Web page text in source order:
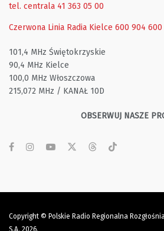
tel. centrala 41 363 05 00
Czerwona Linia Radia Kielce 600 904 600
101,4 MHz Świętokrzyskie
90,4 MHz Kielce
100,0 MHz Włoszczowa
215,072 MHz / KANAŁ 10D
OBSERWUJ NASZE
Copyright © Polskie Radio Regionalna
S.A. 2026.